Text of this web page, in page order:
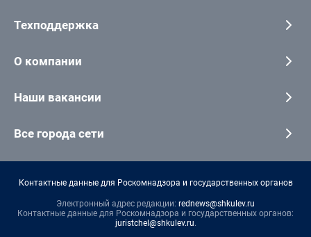
Техподдержка
О компании
Наши вакансии
Все города сети
Контактные данные для Роскомнадзора и государственных органов
Электронный адрес редакции: rednews@shkulev.ru
Контактные данные для Роскомнадзора и государственных органов:
juristchel@shkulev.ru.